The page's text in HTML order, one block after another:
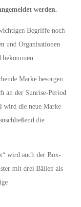
werden.
Begriffe noch
und Organisationen
Marke besorgen
an der Sunrise-Period
wird die neue Marke
die
wird auch der Box-
mit drei Bällen als